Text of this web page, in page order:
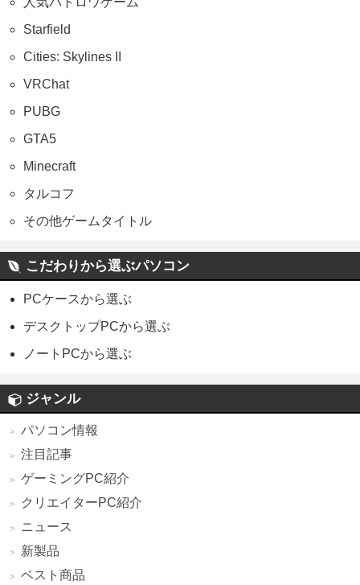
Starfield
Cities: Skylines II
VRChat
PUBG
GTA5
Minecraft
タルコフ
その他ゲームタイトル
こだわりから選ぶパソコン
PCケースから選ぶ
デスクトップPCから選ぶ
ノートPCから選ぶ
ジャンル
パソコン情報
注目記事
ゲーミングPC紹介
クリエイターPC紹介
ニュース
新製品
ベスト商品